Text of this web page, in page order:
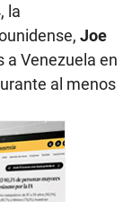
la
Joe
a Venezuela en
al menos